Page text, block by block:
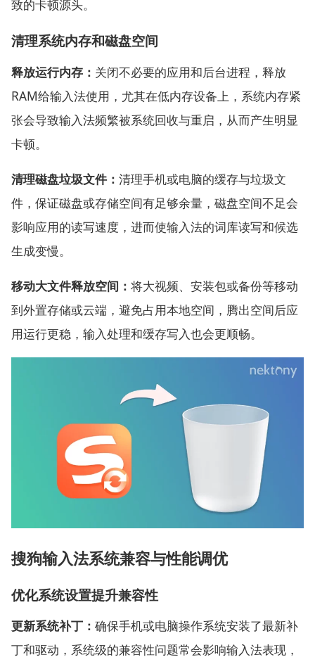
致的卡顿源头。
清理系统内存和磁盘空间
释放运行内存： 关闭不必要的应用和后台进程，释放
RAM给输入法使用，尤其在低内存设备上，系统内存紧
张会导致输入法频繁被系统回收与重启，从而产生明显
卡顿。
清理磁盘垃圾文件： 清理手机或电脑的缓存与垃圾文
件，保证磁盘或存储空间有足够余量，磁盘空间不足会
影响应用的读写速度，进而使输入法的词库读写和候选
生成变慢。
移动大文件释放空间： 将大视频、安装包或备份等移动
到外置存储或云端，避免占用本地空间，腾出空间后应
用运行更稳，输入处理和缓存写入也会更顺畅。
搜狗输入法系统兼容与性能调优
优化系统设置提升兼容性
更新系统补丁： 确保手机或电脑操作系统安装了最新补
丁和驱动，系统级的兼容性问题常会影响输入法表现，